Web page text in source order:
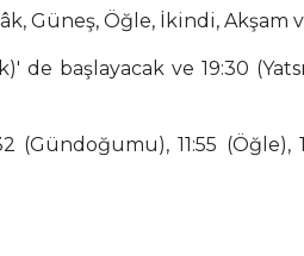
Güneş, Öğle, İkindi, Akşam
başlayacak ve 19:30
11:55 (Öğle),